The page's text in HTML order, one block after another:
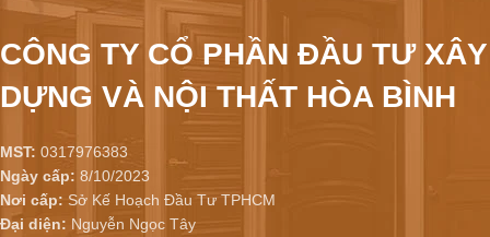
CÔNG TY CỔ PHẦN ĐẦU TƯ XÂY
DỰNG VÀ NỘI THẤT HÒA BÌNH
MST: 0317976383
Ngày cấp: 8/10/2023
Nơi cấp: Sở Kế Hoạch Đầu Tư TPHCM
Đại diện: Nguyễn Ngọc Tây